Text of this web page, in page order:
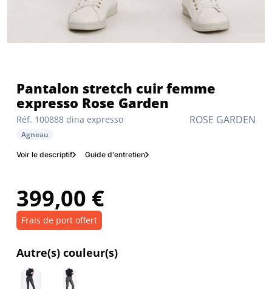
ROSE GARDEN
Réf. 100888 dina expresso
Pantalon stretch cuir femme
expresso Rose Garden
Agneau
Voir le descriptif Guide d'entretien
399,00 €
Frais de port offert
Autre(s) couleur(s)